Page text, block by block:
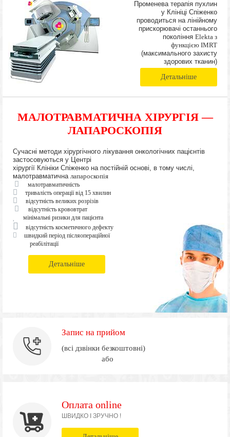
Променева терапія пухлин
у Клініці Спіженко
проводиться на лінійному
прискорювачі останнього
покоління Elekta з
функцією IMRT
(максимального захисту
здорових тканин)
Детальніше
МАЛОТРАВМАТИЧНА ХІРУРГІЯ —
ЛАПАРОСКОПІЯ
Сучасні методи хірургічного лікування онкологічних пацієнтів
застосовуються у Центрі
хірургії Клініки Спіженко на постійній основі, в тому числі,
малотравматична лапароскопія
малотравматичність
тривалість операції від 15 хвилин
відсутність великих розрізів
відсутність крововтрат
мінімальні ризики для пацієнта
відсутність косметичного дефекту
швидкий період післяопераційної
реабілітації
Детальніше
Запис на прийом
(всі дзвінки безкоштовні)
або
Оплата online
ШВИДКО І ЗРУЧНО !